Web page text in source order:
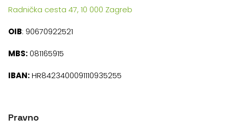
Radnička cesta 47, 10 000 Zagreb
OIB: 90670922521
MBS:081165915
IBAN:HR8423400091110935255
Pravno